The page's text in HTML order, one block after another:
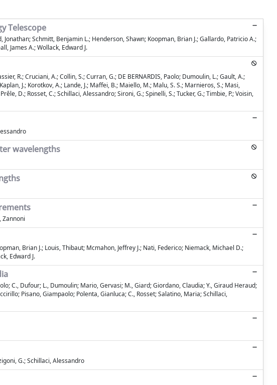
Telescope
Schmitt, Benjamin L.; Henderson, Shawn; Koopman, Brian J.; Gallardo, Patricio A.;
James A.; Wollack, Edward J.
R.; Cruciani, A.; Collin, S.; Curran, G.; DE BERNARDIS, Paolo; Dumoulin, L.; Gault, A.;
J.; Korotkov, A.; Lande, J.; Maffei, B.; Maiello, M.; Malu, S. S.; Marnieros, S.; Masi,
D.; Rosset, C.; Schillaci, Alessandro; Sironi, G.; Spinelli, S.; Tucker, G.; Timbie, P.; Voisin,
wavelengths
Zannoni
Brian J.; Louis, Thibaut; Mcmahon, Jeffrey J.; Nati, Federico; Niemack, Michael D.;
Edward J.
C., Dufour; L., Dumoulin; Mario, Gervasi; M., Giard; Giordano, Claudia; Y., Giraud Heraud;
Pisano, Giampaolo; Polenta, Gianluca; C., Rosset; Salatino, Maria; Schillaci,
G.; Schillaci, Alessandro